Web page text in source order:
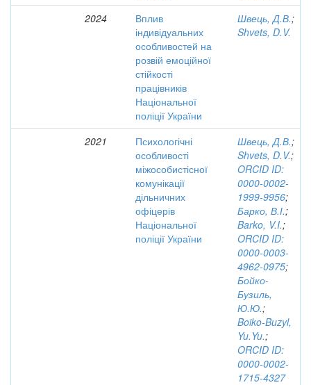
2024
Вплив
індивідуальних
особливостей на
розвій емоційної
стійкості
працівників
Національної
поліції України
Швець, Д.В.;
Shvets, D.V.
2021
Психологічні
особливості
міжособистісної
комунікації
дільничних
офіцерів
Національної
поліції України
Швець, Д.В.;
Shvets, D.V.;
ORCID ID:
0000-0002-
1999-9956;
Барко, В.І.;
Barko, V.I.;
ORCID ID:
0000-0003-
4962-0975;
Бойко-
Бузиль,
Ю.Ю.;
Boiko-Buzyl,
Yu.Yu.;
ORCID ID:
0000-0002-
1715-4327